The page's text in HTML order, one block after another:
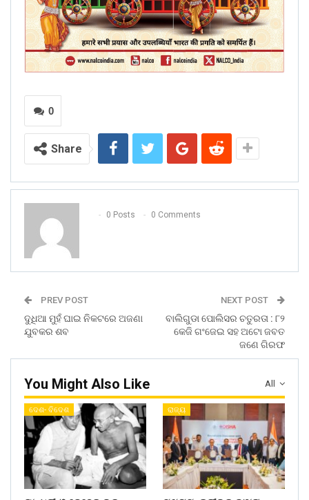
0
Share
0 Posts 0 Comments
PREV POST
ଦୁଧିଆ ମୁହଁ ଘାଇ ନିକଟରେ ଅଜଣା
ଯୁବକର ଶବ
NEXT POST
ବାଲିଗୁଡା ପୋଲିସର ଚତୁରତା : ୮୨
କେଜି ଗଂଜେଇ ସହ ଅଟୋ ଜବତ
ଜଣେ ଗିରଫ
All
You Might Also Like
ଦେଶ- ବିଦେଶ ରାଜ୍ୟ